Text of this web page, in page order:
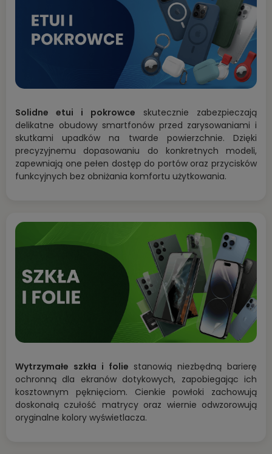
Solidne etui i pokrowce skutecznie zabezpieczają
delikatne obudowy smartfonów przed zarysowaniami i
skutkami upadków na twarde powierzchnie. Dzięki
precyzyjnemu dopasowaniu do konkretnych modeli,
zapewniają one pełen dostęp do portów oraz przycisków
funkcyjnych bez obniżania komfortu użytkowania.
Wytrzymałe szkła i folie stanowią niezbędną barierę
ochronną dla ekranów dotykowych, zapobiegając ich
kosztownym pęknięciom. Cienkie powłoki zachowują
doskonałą czułość matrycy oraz wiernie odwzorowują
oryginalne kolory wyświetlacza.